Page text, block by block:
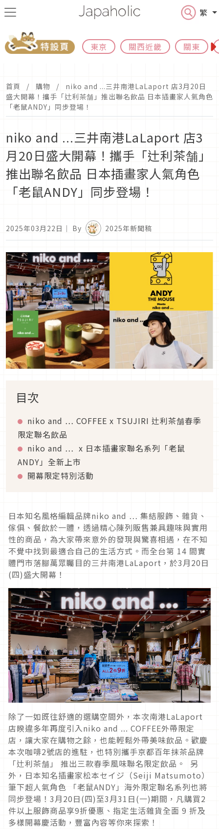
繁
東京 關西近畿 關東
首頁 購物
niko and ...三井南港LaLaport 店3月20日
盛大開幕！攜手「辻利茶舗」推出聯名飲品 日本插畫家人氣角色
「老鼠ANDY」同步登場！
niko and ...三井南港LaLaport 店3
月20日盛大開幕！攜手「辻利茶舗」
推出聯名飲品 日本插畫家人氣角色
「老鼠ANDY」同步登場！
2025年03月22日 ｜ By 2025年新聞稿
目次
niko and … COFFEE x TSUJIRI 辻利茶舗春季
限定聯名飲品
niko and … x 日本插畫家聯名系列「老鼠
ANDY」全新上市
開幕限定特別活動
日本知名風格編輯品牌niko and … 集結服飾、雜貨、
傢俱、餐飲於一體，透過精心陳列販售兼具趣味與實用
性的商品，為大家帶來意外的發現與驚喜相遇，在不知
不覺中找到最適合自己的生活方式。而全台第 14 間實
體門市落腳萬眾矚目的三井南港LaLaport，於3月20日
(四)盛大開幕！
除了一如既往舒適的選購空間外，本次南港LaLaport
店睽違多年再度引入niko and ... COFFEE外帶限定
店，讓大家在購物之餘，也能輕鬆外帶美味飲品。歡慶
本次咖啡2號店的進駐，也特別攜手京都百年抹茶品牌
「辻利茶舗」 推出三款春季風味聯名限定飲品。 另
外，日本知名插畫家松本セイジ（Seiji Matsumoto）
筆下超人氣角色 「老鼠ANDY」海外限定聯名系列也將
同步登場！3月20日(四)至3月31日(一)期間，凡購買2
件以上服飾商品享9折優惠、指定生活雜貨全面 9 折及
多樣開幕慶活動，豐富內容等你來探索！